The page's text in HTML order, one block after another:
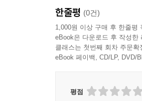
한줄평 (0건)
1,000원 이상 구매 후 한줄평
eBook은 다운로드 후 작성한
클래스는 첫번째 회차 주문
eBook 페이백, CD/LP, DVD/
평점